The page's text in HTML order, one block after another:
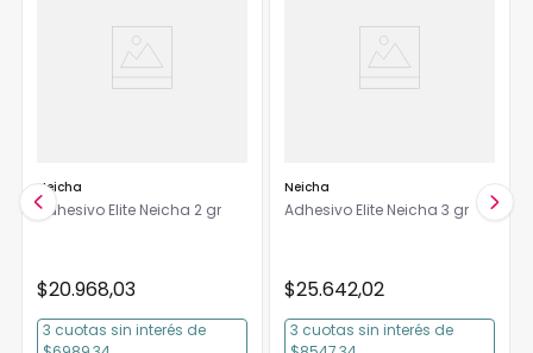
Neicha
Adhesivo Elite Neicha 2 gr
$20.968,03
3 cuotas sin interés de
Neicha
Adhesivo Elite Neicha 3 gr
$25.642,02
3 cuotas sin interés de